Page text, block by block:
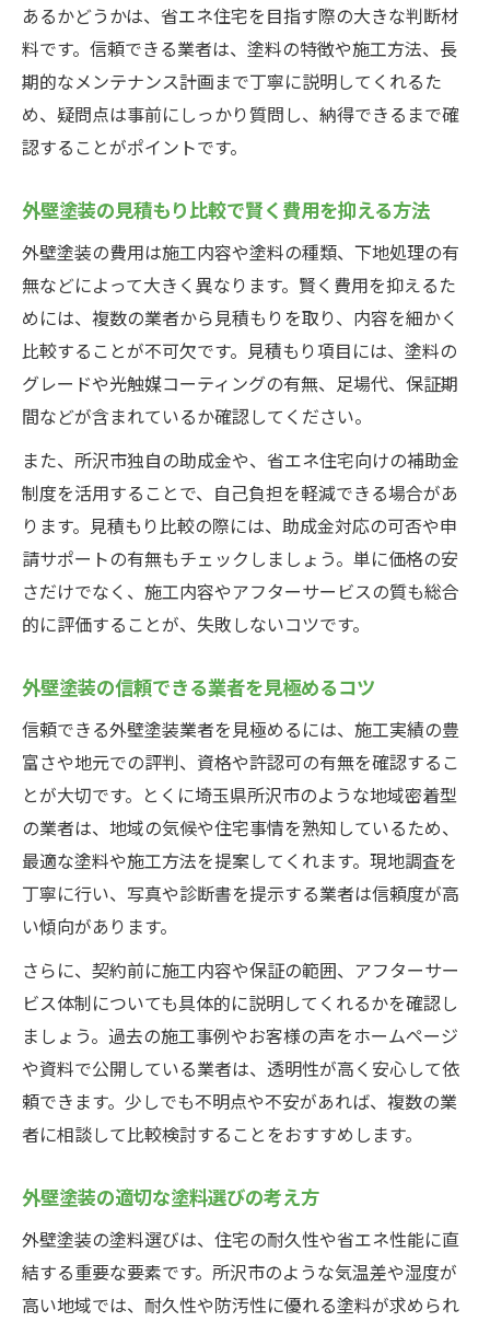
あるかどうかは、省エネ住宅を目指す際の大きな判断材
料です。信頼できる業者は、塗料の特徴や施工方法、長
期的なメンテナンス計画まで丁寧に説明してくれるた
め、疑問点は事前にしっかり質問し、納得できるまで確
認することがポイントです。
外壁塗装の見積もり比較で賢く費用を抑える方法
外壁塗装の費用は施工内容や塗料の種類、下地処理の有
無などによって大きく異なります。賢く費用を抑えるた
めには、複数の業者から見積もりを取り、内容を細かく
比較することが不可欠です。見積もり項目には、塗料の
グレードや光触媒コーティングの有無、足場代、保証期
間などが含まれているか確認してください。
また、所沢市独自の助成金や、省エネ住宅向けの補助金
制度を活用することで、自己負担を軽減できる場合があ
ります。見積もり比較の際には、助成金対応の可否や申
請サポートの有無もチェックしましょう。単に価格の安
さだけでなく、施工内容やアフターサービスの質も総合
的に評価することが、失敗しないコツです。
外壁塗装の信頼できる業者を見極めるコツ
信頼できる外壁塗装業者を見極めるには、施工実績の豊
富さや地元での評判、資格や許認可の有無を確認するこ
とが大切です。とくに埼玉県所沢市のような地域密着型
の業者は、地域の気候や住宅事情を熟知しているため、
最適な塗料や施工方法を提案してくれます。現地調査を
丁寧に行い、写真や診断書を提示する業者は信頼度が高
い傾向があります。
さらに、契約前に施工内容や保証の範囲、アフターサー
ビス体制についても具体的に説明してくれるかを確認し
ましょう。過去の施工事例やお客様の声をホームページ
や資料で公開している業者は、透明性が高く安心して依
頼できます。少しでも不明点や不安があれば、複数の業
者に相談して比較検討することをおすすめします。
外壁塗装の適切な塗料選びの考え方
外壁塗装の塗料選びは、住宅の耐久性や省エネ性能に直
結する重要な要素です。所沢市のような気温差や湿度が
高い地域では、耐久性や防汚性に優れる塗料が求められ